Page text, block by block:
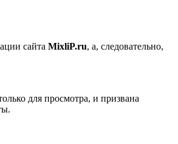
сайта MixliP.ru, а, следовательно,
для просмотра, и призвана